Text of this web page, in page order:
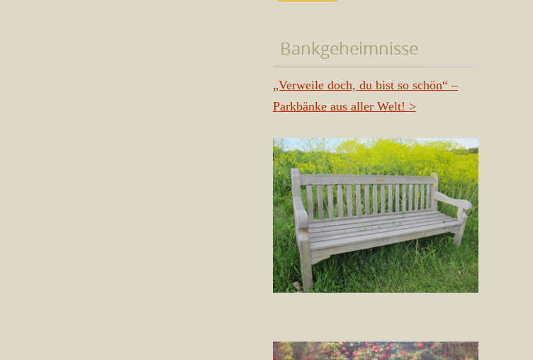
Bankgeheimnisse
„Verweile doch, du bist so schön“ –
Parkbänke aus aller Welt! >